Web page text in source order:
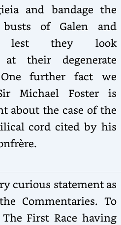
and bandage the
of Galen and
lest they look
at their degenerate
One further fact we
Michael Foster is
about the case of the
cord cited by his
.
curious statement as
Commentaries. To
First Race having